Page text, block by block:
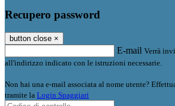
Recupero password
button close ×
E-mail Verrà
all'indirizzo indicato con le istruzioni necessarie.
Non hai una e-mail associata al nome utente?
tramite la Login Spaggiari